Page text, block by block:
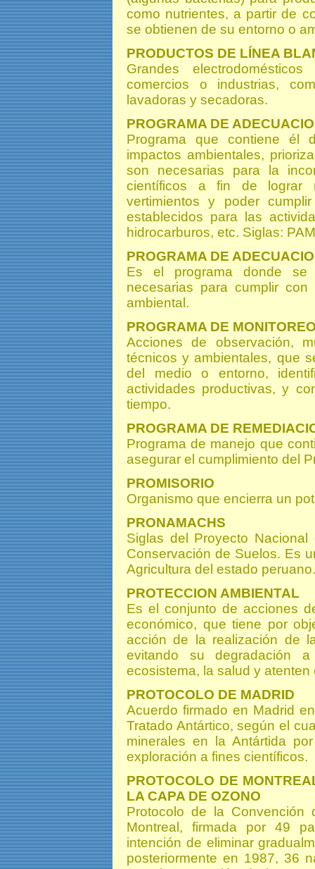
como nutrientes, a partir de
se obtienen de su entorno o
PRODUCTOS DE LÍNEA
Grandes
comercios o industrias,
lavadoras y secadoras.
PROGRAMA DE
Programa que contiene él
impactos ambientales,
son necesarias para la
científicos a fin de lograr
vertimientos y poder
establecidos para las
hidrocarburos, etc. Siglas:
PROGRAMA DE
Es el programa donde se
necesarias para cumplir
ambiental.
PROGRAMA DE
Acciones de observación,
técnicos y ambientales, que
del medio o entorno,
actividades productivas, y
tiempo.
PROGRAMA DE
Programa de manejo que
asegurar el cumplimiento del
PROMISORIO
Organismo que encierra un
PRONAMACHS
Siglas del Proyecto
Conservación de Suelos. Es
Agricultura del estado peruano.
PROTECCION AMBIENTAL
Es el conjunto de acciones
económico, que tiene por
acción de la realización de
evitando su degradación
ecosistema, la salud y
PROTOCOLO DE MADRID
Acuerdo firmado en Madrid
Tratado Antártico, según el
minerales en la Antártida
exploración a fines científicos.
PROTOCOLO DE
LA CAPA DE OZONO
Protocolo de la Convención
Montreal, firmada por 49
intención de eliminar
posteriormente en 1987, 36